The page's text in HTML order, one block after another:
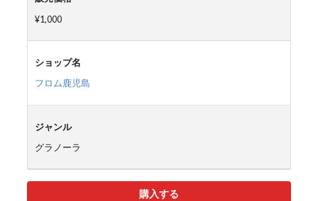
¥1,000
ショップ名
フロム鹿児島
ジャンル
グラノーラ
購入する